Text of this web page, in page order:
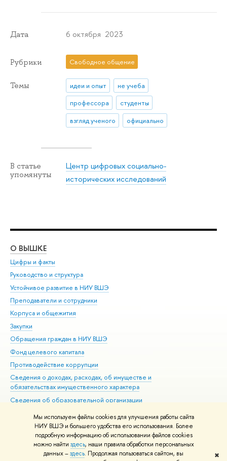
Мы используем файлы cookies для улучшения работы сайта
НИУ ВШЭ и большего удобства его использования. Более
подробную информацию об использовании файлов cookies
можно найти здесь, наши правила обработки персональных
данных –здесь. Продолжая пользоваться сайтом, вы
✖
Дата 6 октября 2023
Рубрики Свободное общение
Темы идеи и опыт
не учеба
профессора
студенты
взгляд ученого
официально
В статье
упомянуты
Центр цифровых социально-
исторических исследований
О ВЫШКЕ
Цифры и факты
Руководство и структура
Устойчивое развитие в НИУ ВШЭ
Преподаватели и сотрудники
Корпуса и общежития
Закупки
Обращения граждан в НИУ ВШЭ
Фонд целевого капитала
Противодействие коррупции
Сведения о доходах, расходах, об имуществе и
обязательствах имущественного характера
Сведения об образовательной организации
Людям с ограниченными возможностями здоровья
Единая платежная страница
Работа в Вышке